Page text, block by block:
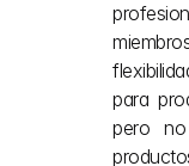
para
pero